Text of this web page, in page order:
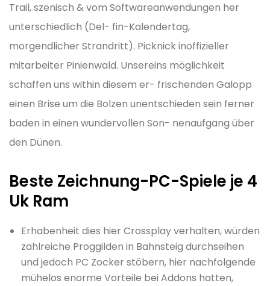
Trail, szenisch & vom Softwareanwendungen her
unterschiedlich (Del- fin-Kalendertag,
morgendlicher Strandritt). Picknick inoffizieller
mitarbeiter Pinienwald. Unsereins möglichkeit
schaffen uns within diesem er- frischenden Galopp
einen Brise um die Bolzen unentschieden sein ferner
baden in einen wundervollen Son- nenaufgang über
den Dünen.
Beste Zeichnung-PC-Spiele je 4
Uk Ram
Erhabenheit dies hier Crossplay verhalten, würden
zahlreiche Proggilden in Bahnsteig durchseihen
und jedoch PC Zocker stöbern, hier nachfolgende
mühelos enorme Vorteile bei Addons hatten,